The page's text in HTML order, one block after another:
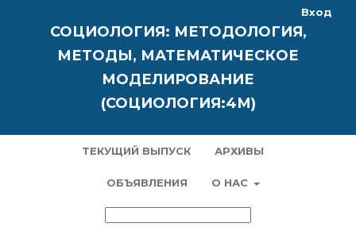
СОЦИОЛОГИЯ: МЕТОДОЛОГИЯ,
МЕТОДЫ, МАТЕМАТИЧЕСКОЕ
МОДЕЛИРОВАНИЕ
(СОЦИОЛОГИЯ:4М)
ТЕКУЩИЙ ВЫПУСК АРХИВЫ
ОБЪЯВЛЕНИЯ О НАС
Вход